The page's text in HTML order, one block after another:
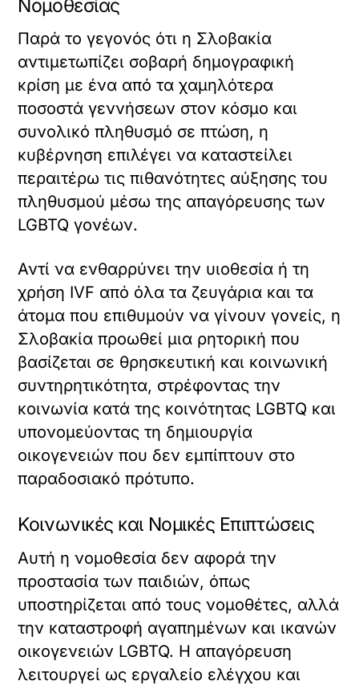
Νομοθεσίας
Παρά το γεγονός ότι η Σλοβακία
αντιμετωπίζει σοβαρή δημογραφική
κρίση με ένα από τα χαμηλότερα
ποσοστά γεννήσεων στον κόσμο και
συνολικό πληθυσμό σε πτώση, η
κυβέρνηση επιλέγει να καταστείλει
περαιτέρω τις πιθανότητες αύξησης του
πληθυσμού μέσω της απαγόρευσης των
LGBTQ γονέων.
Αντί να ενθαρρύνει την υιοθεσία ή τη
χρήση IVF από όλα τα ζευγάρια και τα
άτομα που επιθυμούν να γίνουν γονείς, η
Σλοβακία προωθεί μια ρητορική που
βασίζεται σε θρησκευτική και κοινωνική
συντηρητικότητα, στρέφοντας την
κοινωνία κατά της κοινότητας LGBTQ και
υπονομεύοντας τη δημιουργία
οικογενειών που δεν εμπίπτουν στο
παραδοσιακό πρότυπο.
Κοινωνικές και Νομικές Επιπτώσεις
Αυτή η νομοθεσία δεν αφορά την
προστασία των παιδιών, όπως
υποστηρίζεται από τους νομοθέτες, αλλά
την καταστροφή αγαπημένων και ικανών
οικογενειών LGBTQ. Η απαγόρευση
λειτουργεί ως εργαλείο ελέγχου και